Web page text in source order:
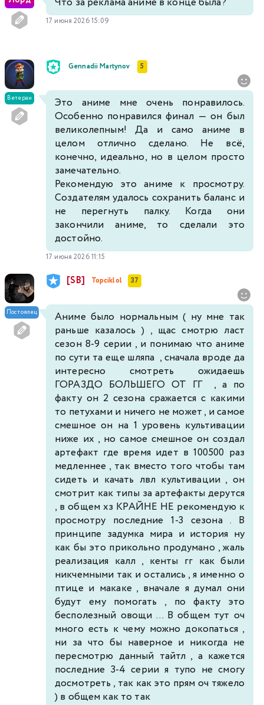
17 июня 2026 15:09
Ветеран
Gennadii Martynov 5
Это аниме мне очень понравилось.
Особенно понравился финал — он был
великолепным! Да и само аниме в
целом отлично сделано. Не всё,
конечно, идеально, но в целом просто
замечательно.
Рекомендую это аниме к просмотру.
Создателям удалось сохранить баланс и
не перегнуть палку. Когда они
закончили аниме, то сделали это
достойно.
17 июня 2026 11:15
Постоялец
[SB] Topciklol 37
Аниме было нормальным ( ну мне так
раньше казалось ) , щас смотрю ласт
сезон 8-9 серии , и понимаю что аниме
по сути та еще шляпа , сначала вроде да
интересно смотреть ожидаешь
ГОРАЗДО БОЛЬШЕГО ОТ ГГ , а по
факту он 2 сезона сражается с какими
то петухами и ничего не может , и самое
смешное он на 1 уровень культивации
ниже их , но самое смешное он создал
артефакт где время идет в 100500 раз
медленнее , так вместо того чтобы там
сидеть и качать лвл культивации , он
смотрит как типы за артефакты дерутся
, в общем хз КРАЙНЕ НЕ рекомендую к
просмотру последние 1-3 сезона . В
принципе задумка мира и история ну
как бы это прикольно продумано , жаль
реализация калл , кенты гг как были
никчемными так и остались , я именно о
птице и макаке , вначале я думал они
будут ему помогать , по факту это
бесполезный овощи ... В общем тут оч
много есть к чему можно докопаться ,
ни за что бы наверное и никогда не
пересмотрю данный тайтл , а кажется
последние 3-4 серии я тупо не смогу
досмотреть , так как это прям оч тяжело
) в общем как то так